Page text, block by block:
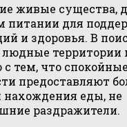
живые существа,
питании для
и здоровья. В
людные
с тем, что
предоставляют
нахождения еды, не
раздражители.